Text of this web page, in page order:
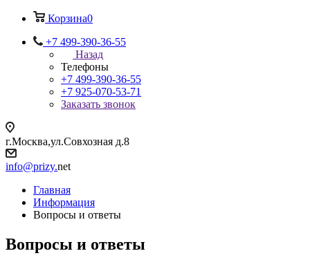
Корзина0
+7 499-390-36-55
Назад
Телефоны
+7 499-390-36-55
+7 925-070-53-71
Заказать звонок
г.Москва,ул.Совхозная д.8
info@prizy.net
Главная
Информация
Вопросы и ответы
Вопросы и ответы